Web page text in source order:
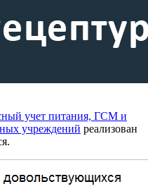
учет питания, ГСМ и
учреждений реализован